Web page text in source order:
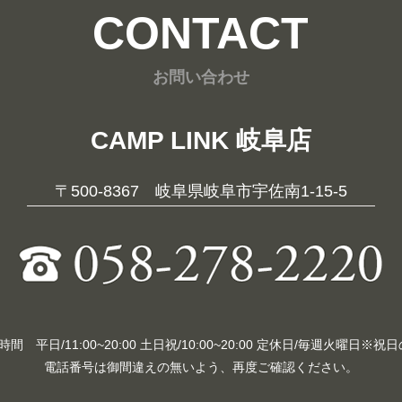
CONTACT
お問い合わせ
CAMP LINK 岐阜店
〒500-8367 岐阜県岐阜市宇佐南1-15-5
時間 平日/11:00~20:00 土日祝/10:00~20:00 定休日/毎週火曜日※祝日
電話番号は御間違えの無いよう、再度ご確認ください。